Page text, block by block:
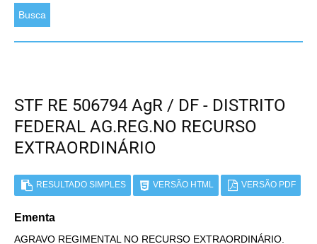
Busca
STF RE 506794 AgR / DF - DISTRITO
FEDERAL AG.REG.NO RECURSO
EXTRAORDINÁRIO
RESULTADO SIMPLES VERSÃO HTML VERSÃO PDF
Ementa
AGRAVO REGIMENTAL NO RECURSO EXTRAORDINÁRIO.